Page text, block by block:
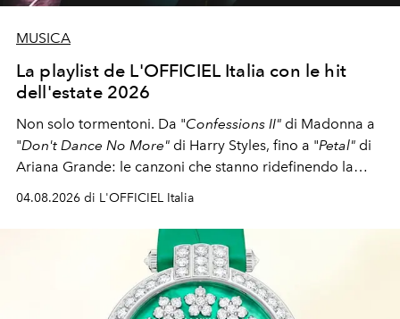
MUSICA
La playlist de L'OFFICIEL Italia con le hit
dell'estate 2026
Non solo tormentoni. Da "Confessions II" di Madonna a
"Don't Dance No More" di Harry Styles, fino a "Petal" di
Ariana Grande: le canzoni che stanno ridefinendo la
04.08.2026 di L'OFFICIEL Italia